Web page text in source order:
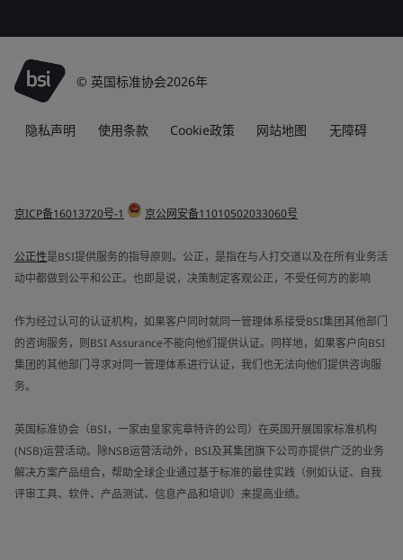
© 英国标准协会2026年
隐私声明 使用条款 Cookie政策 网站地图 无障碍
京ICP备16013720号-1 京公网安备11010502033060号
公正性是BSI提供服务的指导原则。公正，是指在与人打交道以及在所有业务活
动中都做到公平和公正。也即是说，决策制定客观公正，不受任何方的影响
作为经过认可的认证机构，如果客户同时就同一管理体系接受BSI集团其他部门
的咨询服务，则BSI Assurance不能向他们提供认证。同样地，如果客户向BSI
集团的其他部门寻求对同一管理体系进行认证，我们也无法向他们提供咨询服
务。
英国标准协会（BSI，一家由皇家宪章特许的公司）在英国开展国家标准机构
(NSB)运营活动。除NSB运营活动外，BSI及其集团旗下公司亦提供广泛的业务
解决方案产品组合，帮助全球企业通过基于标准的最佳实践（例如认证、自我
评审工具、软件、产品测试、信息产品和培训）来提高业绩。